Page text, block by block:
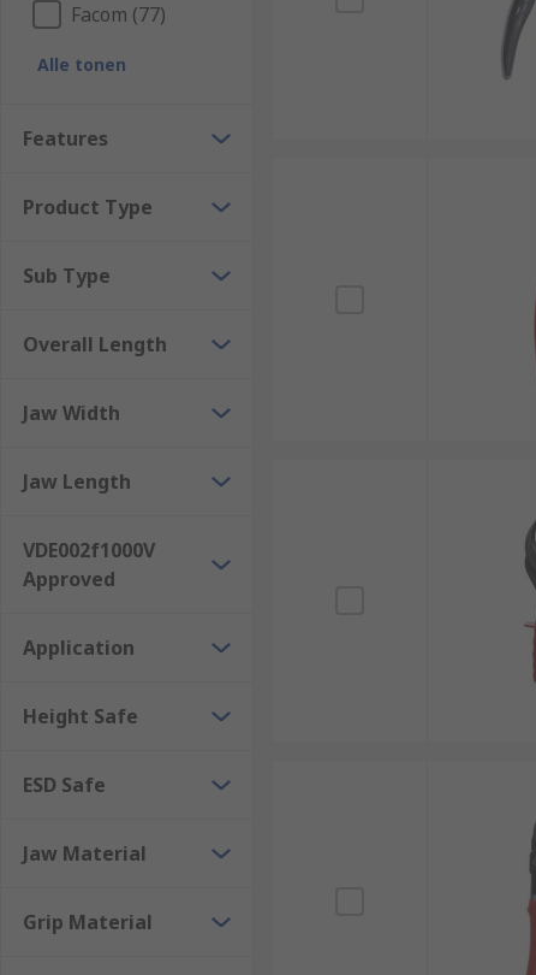
Facom (77)
Alle tonen
Features
Product Type
Sub Type
Overall Length
Jaw Width
Jaw Length
VDE002f1000V
Approved
Application
Height Safe
ESD Safe
Jaw Material
Grip Material